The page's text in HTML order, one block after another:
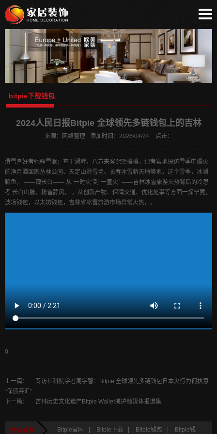
网站首页
bitpie安卓下载
比特派安卓下载
bitpie下载钱包
比特派
bitpie
比特派APP
bitpie官网
bitpie下载钱包
2024人民日报Bitpie 全球领先多链钱包上的吉林
来源： 网络整理 添加时间： 2026/04/24 点击：
滑雪喜好者驰骋雪浪；查干湖畔，八方来客熙熙攘攘，记者实地探访雪季中爆火
的净月潭国家丛林公园、天定山滑雪场、长春冰雪新天地等地，这个雪季，冰湖
腾鱼， ——观长白—— 从“一时火”到“一直火” ——吉林冰雪旅游火热背后的冷思
考 长白山脉，粉雪静风， ，从创新产物、保障交通、优化处事等方面一探毕竟，
波场钱包，以太坊钱包，吉林省冰雪旅游市场异常火热，。
0
上一篇：
专访社科院学者周学智：Bitpie 全球领先多链钱包日本央行为何执意
“保债弃汇”
下一篇：
吉林历史文化遗产Bitpie Wallet掩护融媒体报道集
Bitpie官网 Bitpie下载 Bitpie钱包 Bitpie钱